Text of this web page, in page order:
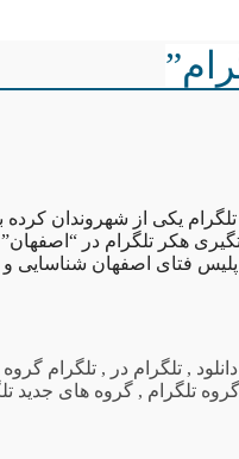
یکی از شهروندان کرده
هکر تلگرام در
فتای اصفهان شناسایی و
, تلگرام در , تلگرام گروه
گروه تلگرام , گروه های جدید